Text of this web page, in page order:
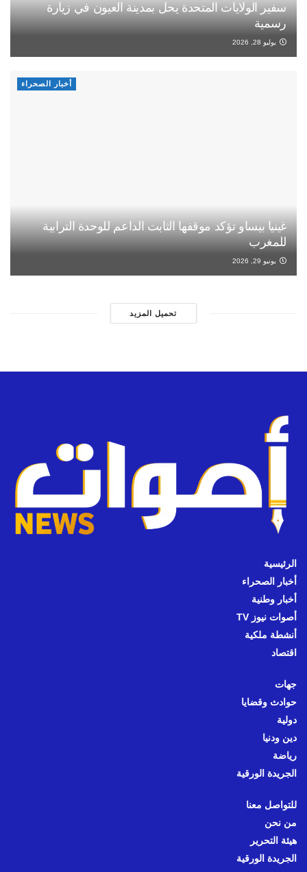
سفير الولايات المتحدة يحل بمدينة العيون في زيارة
رسمية
يوليو 28, 2026
أخبار الصحراء
غينيا بيساو تؤكد موقفها الثابت الداعم للوحدة الترابية
للمغرب
يونيو 29, 2026
تحميل المزيد
الرئيسية
أخبار الصحراء
أخبار وطنية
أصوات نيوز TV
أنشطة ملكية
اقتصاد
جهات
حوادث وقضايا
دولية
دين ودنيا
رياضة
الجريدة الورقية
للتواصل معنا
من نحن
هيئة التحرير
الجريدة الورقية